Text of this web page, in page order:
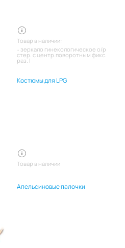
Товар в наличии:
зеркало гинекологическое о/р
стер. с центр.поворотным фикс.
раз. l
Костюмы для LPG
Товар в наличии
Апельсиновые палочки